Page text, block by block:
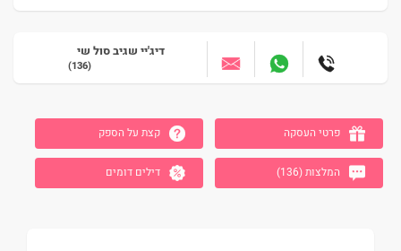
דיג'יי שגיב סול שי
(136)
פרטי העסקה קצת על הספק
המלצות (136) דילים דומים